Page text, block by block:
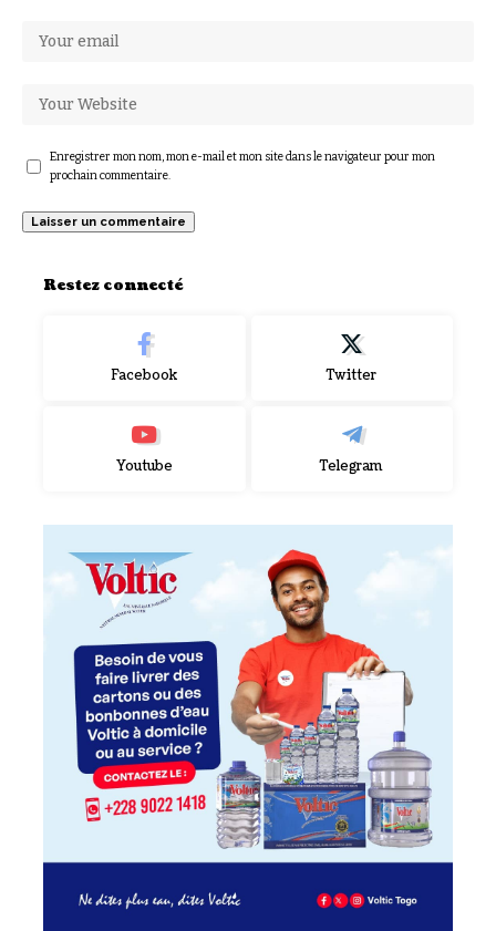
Enregistrer mon nom, mon e-mail et mon site dans le navigateur pour mon
prochain commentaire.
Restez connecté
Facebook Twitter
Youtube Telegram